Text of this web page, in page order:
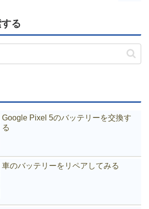
る
Google Pixel 5のバッテリーを交換す
る
車のバッテリーをリペアしてみる